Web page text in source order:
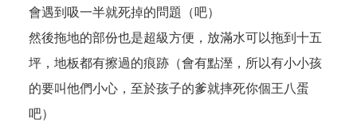
會遇到吸一半就死掉的問題（吧）
然後拖地的部份也是超級方便，放滿水可以拖到十五
坪，地板都有擦過的痕跡（會有點溼，所以有小小孩
的要叫他們小心，至於孩子的爹就摔死你個王八蛋
吧）